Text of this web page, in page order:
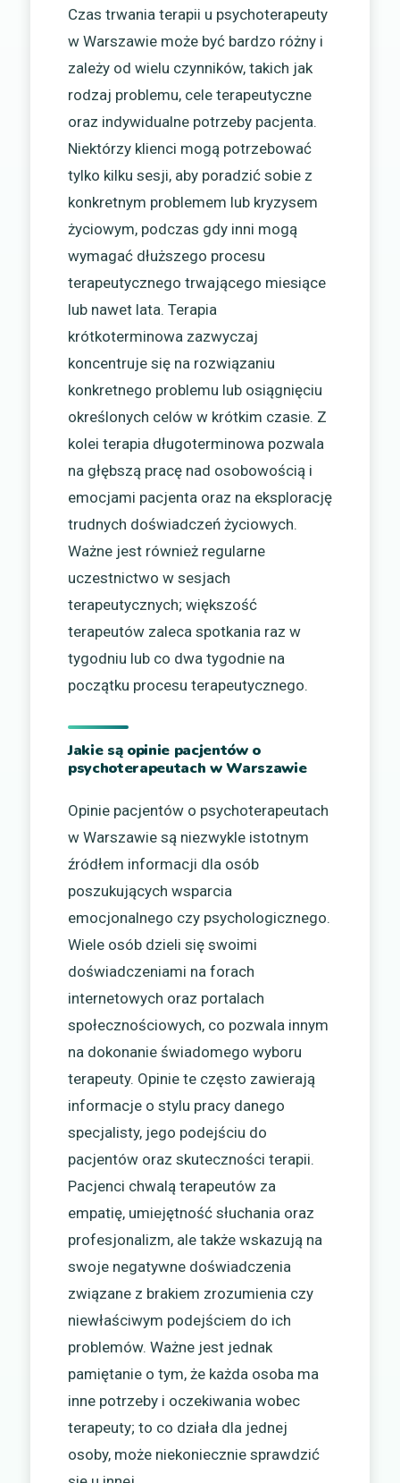
Czas trwania terapii u psychoterapeuty
w Warszawie może być bardzo różny i
zależy od wielu czynników, takich jak
rodzaj problemu, cele terapeutyczne
oraz indywidualne potrzeby pacjenta.
Niektórzy klienci mogą potrzebować
tylko kilku sesji, aby poradzić sobie z
konkretnym problemem lub kryzysem
życiowym, podczas gdy inni mogą
wymagać dłuższego procesu
terapeutycznego trwającego miesiące
lub nawet lata. Terapia
krótkoterminowa zazwyczaj
koncentruje się na rozwiązaniu
konkretnego problemu lub osiągnięciu
określonych celów w krótkim czasie. Z
kolei terapia długoterminowa pozwala
na głębszą pracę nad osobowością i
emocjami pacjenta oraz na eksplorację
trudnych doświadczeń życiowych.
Ważne jest również regularne
uczestnictwo w sesjach
terapeutycznych; większość
terapeutów zaleca spotkania raz w
tygodniu lub co dwa tygodnie na
początku procesu terapeutycznego.
Jakie są opinie pacjentów o
psychoterapeutach w Warszawie
Opinie pacjentów o psychoterapeutach
w Warszawie są niezwykle istotnym
źródłem informacji dla osób
poszukujących wsparcia
emocjonalnego czy psychologicznego.
Wiele osób dzieli się swoimi
doświadczeniami na forach
internetowych oraz portalach
społecznościowych, co pozwala innym
na dokonanie świadomego wyboru
terapeuty. Opinie te często zawierają
informacje o stylu pracy danego
specjalisty, jego podejściu do
pacjentów oraz skuteczności terapii.
Pacjenci chwalą terapeutów za
empatię, umiejętność słuchania oraz
profesjonalizm, ale także wskazują na
swoje negatywne doświadczenia
związane z brakiem zrozumienia czy
niewłaściwym podejściem do ich
problemów. Ważne jest jednak
pamiętanie o tym, że każda osoba ma
inne potrzeby i oczekiwania wobec
terapeuty; to co działa dla jednej
osoby, może niekoniecznie sprawdzić